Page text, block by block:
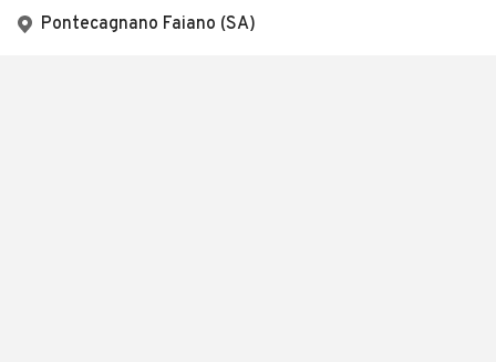
Pontecagnano Faiano (SA)